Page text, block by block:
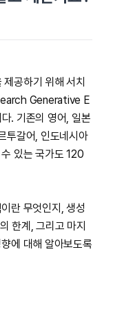
공하기 위해 서치
Generative E
. 기존의 영어, 일본
투갈어, 인도네시아
있는 국가도 120
란 무엇인지, 생성
한계, 그리고 마지
에 대해 알아보도록